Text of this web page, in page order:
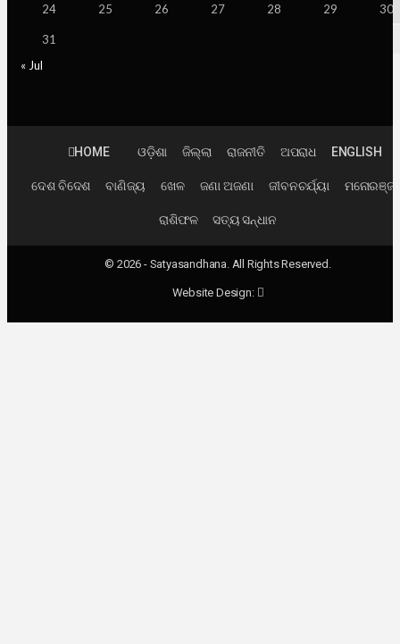
24 25 26 27 28 29 30
31
« Jul
HOME ଓଡ଼ିଶା ଜିଲ୍ଲା ରାଜନୀତି ଅପରାଧ ENGLISH
ଦେଶ ବିଦେଶ ବାଣିଜ୍ୟ ଖେଳ ଜଣା ଅଜଣା ଜୀବନଚର୍ଯ୍ୟା
ରାଶିଫଳ ସତ୍ୟ ସନ୍ଧାନ
© 2026 - Satyasandhana. All Rights Reserved.
Website Design: